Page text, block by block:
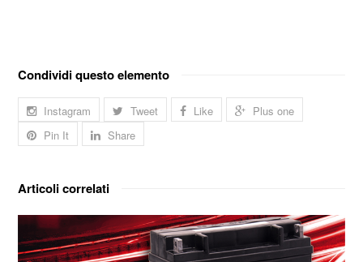
Condividi questo elemento
Instagram Tweet Like
Plus one
Pin It
Share
Articoli correlati